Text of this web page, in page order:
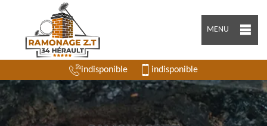
MENU
indisponible indisponible